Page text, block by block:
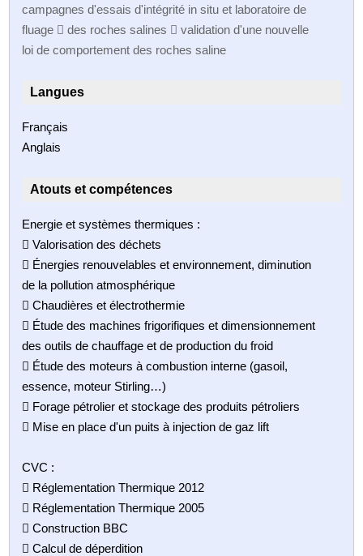
campagnes d'essais d'intégrité in situ et laboratoire de
fluage  des roches salines  validation d'une nouvelle
loi de comportement des roches saline
Langues
Français
Anglais
Atouts et compétences
Energie et systèmes thermiques :
 Valorisation des déchets
 Énergies renouvelables et environnement, diminution
de la pollution atmosphérique
 Chaudières et électrothermie
 Étude des machines frigorifiques et dimensionnement
des outils de chauffage et de production du froid
 Étude des moteurs à combustion interne (gasoil,
essence, moteur Stirling…)
 Forage pétrolier et stockage des produits pétroliers
 Mise en place d'un puits à injection de gaz lift
CVC :
 Réglementation Thermique 2012
 Réglementation Thermique 2005
 Construction BBC
 Calcul de déperdition